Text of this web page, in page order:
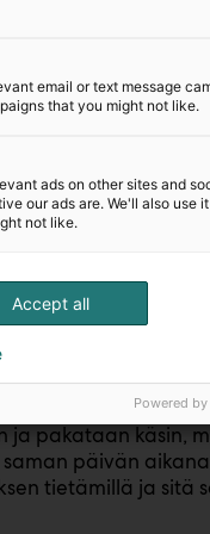
kesäöissä,
pakataan käsin,
päivän
tietämillä ja sitä
email or text message
that you might not like.
ads on other sites and
our ads are. We'll also use
not like.
Accept all
Powered by